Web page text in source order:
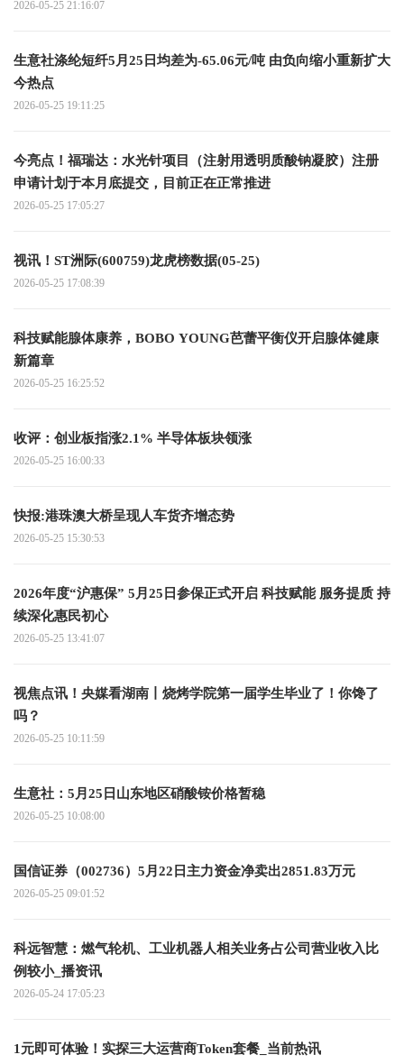
2026-05-25 21:16:07
生意社涤纶短纤5月25日均差为-65.06元/吨 由负向缩小重新扩大
今热点
2026-05-25 19:11:25
今亮点！福瑞达：水光针项目（注射用透明质酸钠凝胶）注册
申请计划于本月底提交，目前正在正常推进
2026-05-25 17:05:27
视讯！ST洲际(600759)龙虎榜数据(05-25)
2026-05-25 17:08:39
科技赋能腺体康养，BOBO YOUNG芭蕾平衡仪开启腺体健康
新篇章
2026-05-25 16:25:52
收评：创业板指涨2.1% 半导体板块领涨
2026-05-25 16:00:33
快报:港珠澳大桥呈现人车货齐增态势
2026-05-25 15:30:53
2026年度“沪惠保” 5月25日参保正式开启 科技赋能 服务提质 持
续深化惠民初心
2026-05-25 13:41:07
视焦点讯！央媒看湖南丨烧烤学院第一届学生毕业了！你馋了
吗？
2026-05-25 10:11:59
生意社：5月25日山东地区硝酸铵价格暂稳
2026-05-25 10:08:00
国信证券（002736）5月22日主力资金净卖出2851.83万元
2026-05-25 09:01:52
科远智慧：燃气轮机、工业机器人相关业务占公司营业收入比
例较小_播资讯
2026-05-24 17:05:23
1元即可体验！实探三大运营商Token套餐_当前热讯